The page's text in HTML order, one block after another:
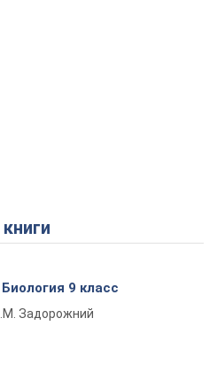
9 класс
Задорожний